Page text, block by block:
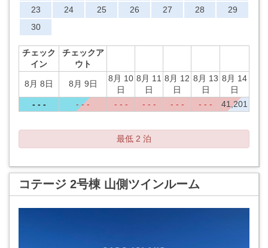
23
24 25 26 27 28
29
30
チェック
イン
チェックア
ウト
8月 8日 8月 9日
8月 10
日
8月 11
日
8月 12
日
8月 13
日
8月 14
日
- - -
- - - - - - - - - - - - - - - 41,201
最低 2 泊
コテージ 2号棟 山側ツインルーム